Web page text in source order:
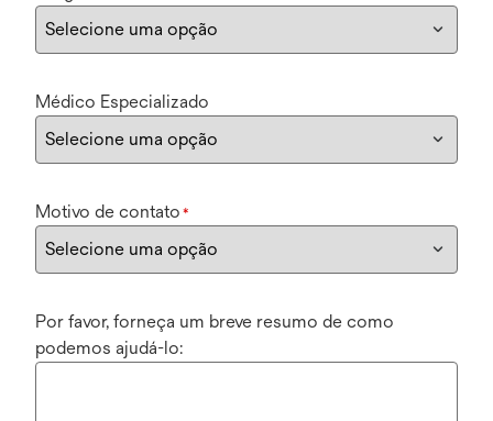
Médico Especializado
Motivo de contato *
Por favor, forneça um breve resumo de como
podemos ajudá-lo: